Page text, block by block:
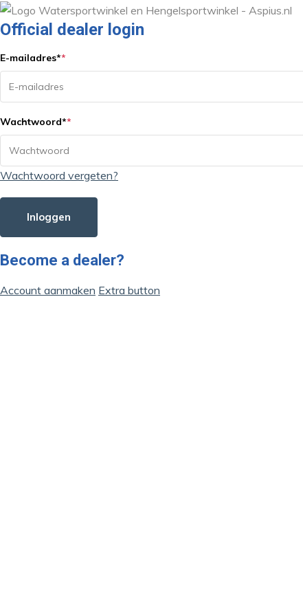
Official dealer login
E-mailadres**
Wachtwoord**
Wachtwoord vergeten?
Inloggen
Become a dealer?
Account aanmaken Extra button